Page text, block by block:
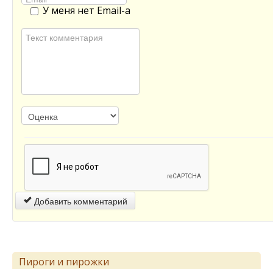
У меня нет Email-а
Добавить комментарий
Пироги и пирожки